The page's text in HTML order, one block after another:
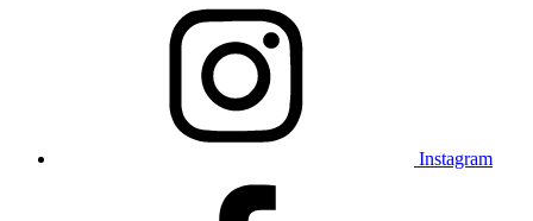
Instagram